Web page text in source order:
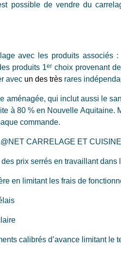
possible de vendre du
avec les produits
produits 1er choix provenant
avec un des très rares
aménagée, qui inclut aussi le
à 80 % en Nouvelle Aquitaine.
commande.
CARRELAGE ET
prix serrés en travaillant dans
en limitant les frais de
calibrés d’avance limitant le